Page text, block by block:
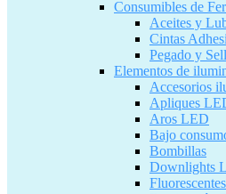
Consumibles de
Aceites y
Cintas
Pegado y
Elementos de
Accesorios
Apliques
Aros LED
Bajo
Bombillas
Downlights